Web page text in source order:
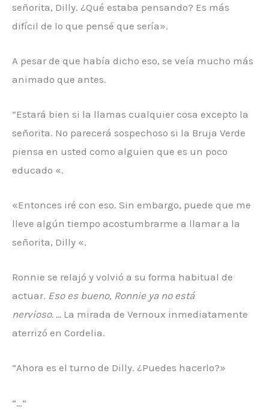
señorita, Dilly. ¿Qué estaba pensando? Es más
difícil de lo que pensé que sería».
A pesar de que había dicho eso, se veía mucho más
animado que antes.
“Estará bien si la llamas cualquier cosa excepto la
señorita. No parecerá sospechoso si la Bruja Verde
piensa en usted como alguien que es un poco
educado «.
«Entonces iré con eso. Sin embargo, puede que me
lleve algún tiempo acostumbrarme a llamar a la
señorita, Dilly «.
Ronnie se relajó y volvió a su forma habitual de
actuar. Eso es bueno, Ronnie ya no está
nervioso. … La mirada de Vernoux inmediatamente
aterrizó en Cordelia.
“Ahora es el turno de Dilly. ¿Puedes hacerlo?»
“…”